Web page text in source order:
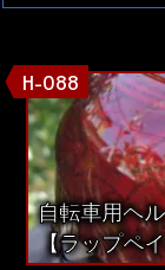
H-088
自転車用ヘ
【ラップペ